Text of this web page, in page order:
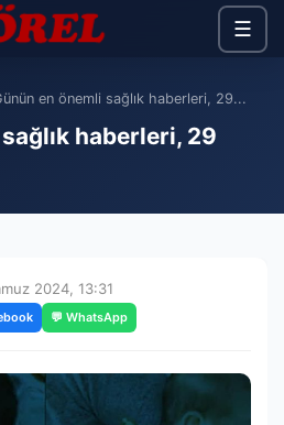
☰
en önemli sağlık haberleri, 29...
haberleri, 29
2024, 13:31
💬 WhatsApp